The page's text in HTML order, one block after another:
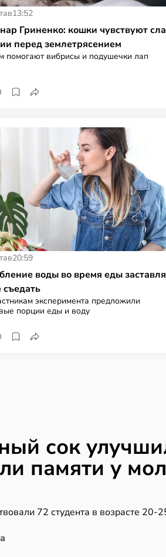
в13:52
Гриненко: кошки чувствуют
перед землетрясением
помогают вибрисы и подушечки лап
в20:59
воды во время еды
эксперимента предложили
порции еды и воду
сок
памяти у
72 студента в возрасте 20-